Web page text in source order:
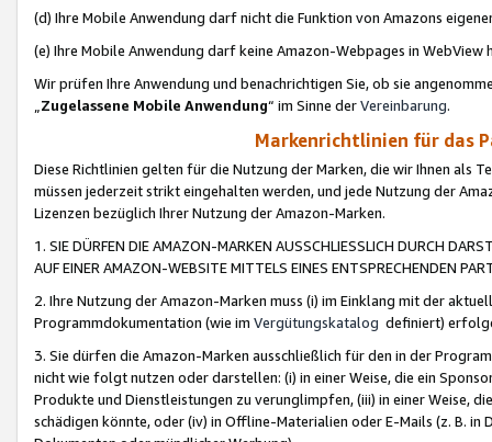
(d) Ihre Mobile Anwendung darf nicht die Funktion von Amazons
(e) Ihre Mobile Anwendung darf keine Amazon-Webpages in WebView
Wir prüfen Ihre Anwendung und benachrichtigen Sie, ob sie
„Zugelassene Mobile Anwendung“ im Sinne derVereinbarung.
Markenrichtlinien für das
Diese Richtlinien gelten für die Nutzung der Marken, die wir Ihnen als
müssen jederzeit strikt eingehalten werden, und jede Nutzung der
Lizenzen bezüglich Ihrer Nutzung der Amazon-Marken.
1. SIE DÜRFEN DIE AMAZON-MARKEN AUSSCHLIESSLICH DURCH
AUF EINER AMAZON-WEBSITE MITTELS EINES ENTSPRECHENDEN
2. Ihre Nutzung der Amazon-Marken muss (i) im Einklang mit der
Programmdokumentation (wie im Vergütungskatalog definiert)
3. Sie dürfen die Amazon-Marken ausschließlich für den in der
nicht wie folgt nutzen oder darstellen: (i) in einer Weise, die ein
Produkte und Dienstleistungen zu verunglimpfen, (iii) in einer Weise,
schädigen könnte, oder (iv) in Offline-Materialien oder E-Mails (z. B. in